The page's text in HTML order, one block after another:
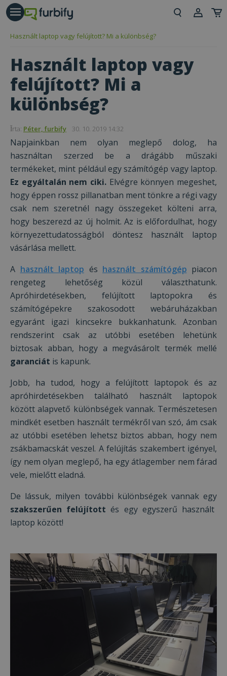
Használt laptop vagy felújított? Mi a különbség?
Használt laptop vagy
felújított? Mi a
különbség?
Ǐrta: Péter, furbify 30. 10. 2019 14:32
Napjainkban nem olyan meglepő dolog, ha
használtan szerzed be a drágább műszaki
termékeket, mint például egy számítógép vagy laptop.
Ez egyáltalán nem ciki. Elvégre könnyen megeshet,
hogy éppen rossz pillanatban ment tönkre a régi vagy
csak nem szeretnél nagy összegeket költeni arra,
hogy beszerezd az új holmit. Az is előfordulhat, hogy
környezettudatosságból döntesz használt laptop
vásárlása mellett.
A használt laptop és használt számítógép piacon
rengeteg lehetőség közül választhatunk.
Apróhirdetésekben, felújított laptopokra és
számítógépekre szakosodott webáruházakban
egyaránt igazi kincsekre bukkanhatunk. Azonban
rendszerint csak az utóbbi esetében lehetünk
biztosak abban, hogy a megvásárolt termék mellé
garanciát is kapunk.
Jobb, ha tudod, hogy a felújított laptopok és az
apróhirdetésekben található használt laptopok
között alapvető különbségek vannak. Természetesen
mindkét esetben használt termékről van szó, ám csak
az utóbbi esetében lehetsz biztos abban, hogy nem
zsákbamacskát veszel. A felújítás szakembert igényel,
így nem olyan meglepő, ha egy átlagember nem fárad
vele, mielőtt eladná.
De lássuk, milyen további különbségek vannak egy
szakszerűen felújított és egy egyszerű használt
laptop között!
gomb